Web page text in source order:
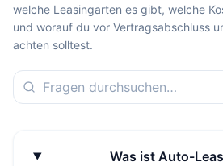
welche Leasingarten es gibt, welche
und worauf du vor Vertragsabschluss
achten solltest.
Was ist Auto-